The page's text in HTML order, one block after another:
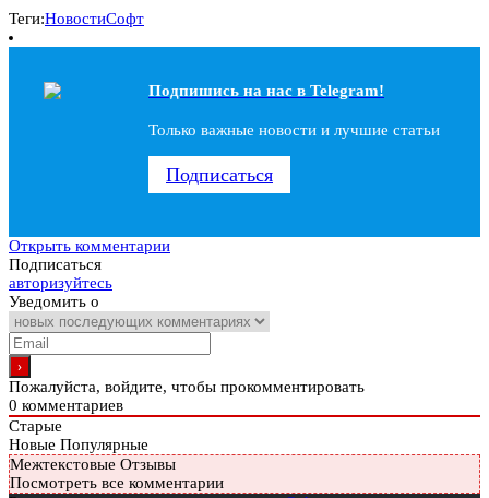
Теги:НовостиСофт
Подпишись на наc в Telegram!
Только важные новости и лучшие статьи
Подписаться
Открыть комментарии
Подписаться
авторизуйтесь
Уведомить о
Пожалуйста, войдите, чтобы прокомментировать
0 комментариев
Старые
Новые Популярные
Межтекстовые Отзывы
Посмотреть все комментарии